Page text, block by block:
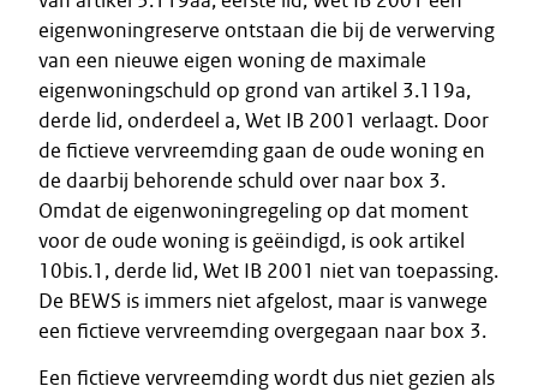
eigenwoningreserve ontstaan die bij de verwerving
van een nieuwe eigen woning de maximale
eigenwoningschuld op grond van artikel 3.119a,
derde lid, onderdeel a, Wet IB 2001 verlaagt. Door
de fictieve vervreemding gaan de oude woning en
de daarbij behorende schuld over naar box 3.
Omdat de eigenwoningregeling op dat moment
voor de oude woning is geëindigd, is ook artikel
10bis.1, derde lid, Wet IB 2001 niet van toepassing.
De BEWS is immers niet afgelost, maar is vanwege
een fictieve vervreemding overgegaan naar box 3.
Een fictieve vervreemding wordt dus niet gezien als